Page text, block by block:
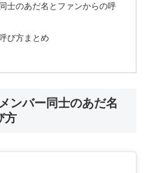
士のあだ名とファンからの呼
び方まとめ
ンバー同士のあだ名
方